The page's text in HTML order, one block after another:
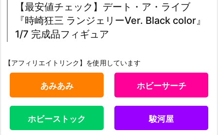
【最安値チェック】デート・ア・ライブ
『時崎狂三 ランジェリーVer. Black color』
1/7 完成品フィギュア
【アフィリエイトリンク】を使用しています
あみあみ ホビーサーチ
ホビーストック 駿河屋